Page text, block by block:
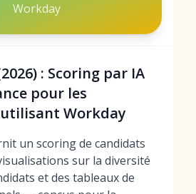
Workday
: Scoring par IA
pour les
Workday
un scoring de candidats
sur la diversité
et des tableaux de